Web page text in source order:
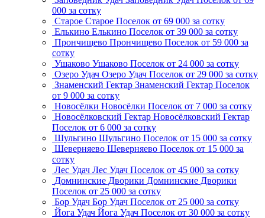
000 за сотку
Старое Старое Поселок от 69 000 за сотку
Елькино Елькино Поселок от 39 000 за сотку
Прончищево Прончищево Поселок от 59 000 за
сотку
Ушаково Ушаково Поселок от 24 000 за сотку
Озеро Удач Озеро Удач Поселок от 29 000 за сотку
Знаменский Гектар Знаменский Гектар Поселок
от 9 000 за сотку
Новосёлки Новосёлки Поселок от 7 000 за сотку
Новосёлковский Гектар Новосёлковский Гектар
Поселок от 6 000 за сотку
Шульгино Шульгино Поселок от 15 000 за сотку
Шеверняево Шеверняево Поселок от 15 000 за
сотку
Лес Удач Лес Удач Поселок от 45 000 за сотку
Домнинские Дворики Домнинские Дворики
Поселок от 25 000 за сотку
Бор Удач Бор Удач Поселок от 25 000 за сотку
Йога Удач Йога Удач Поселок от 30 000 за сотку